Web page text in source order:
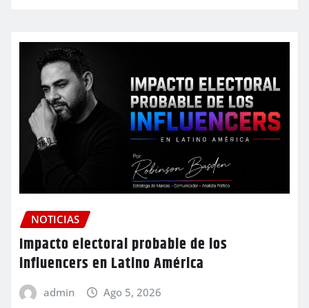
NOTICIAS
Impacto electoral probable de los
influencers en Latino América
admin Ago 5, 2026